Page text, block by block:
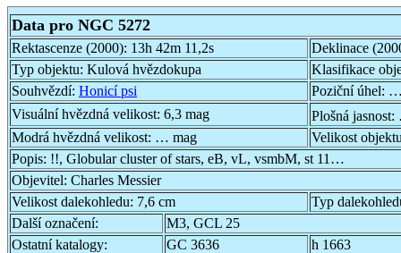
Data pro NGC 5272
Rektascenze (2000): 13h 42m 11,2s
Deklinace
Typ objektu: Kulová hvězdokupa
Klasifikace
Souhvězdí: Honicí psi Poziční úhel: …
Visuální hvězdná velikost: 6,3 mag Plošná jasnost:
Modrá hvězdná velikost: … mag
Velikost
Popis: !!, Globular cluster of stars, eB, vL, vsmbM, st 11…
Objevitel: Charles Messier
Velikost dalekohledu: 7,6 cm
Typ
Další označení:
M3, GCL 25
Ostatní katalogy:
GC 3636
h 1663